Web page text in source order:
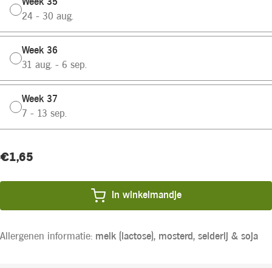
Week 35
24 - 30 aug.
Week 36
31 aug. - 6 sep.
Week 37
7 - 13 sep.
Huidige
Product
€1,65
In winkelmandje
Allergenen informatie: melk (lactose), mosterd, selderij & soja